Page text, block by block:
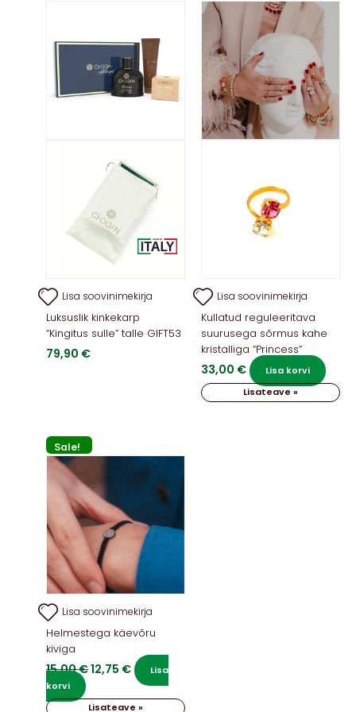
Lisa soovinimekirja
Luksuslik kinkekarp
“Kingitus sulle” talle GIFT53
79,90 €
Lisa soovinimekirja
Kullatud reguleeritava
suurusega sõrmus kahe
kristalliga “Princess”
33,00 €
Lisa korvi
Lisateave »
Sale!
Lisa soovinimekirja
Helmestega käevõru
kiviga
15,00€Algne
oli:
12,75 €Praegune
hind
on:
Lisa
korvi
Lisateave »